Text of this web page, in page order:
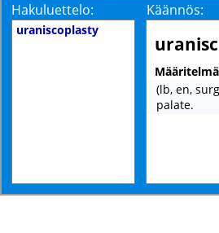
Hakuluettelo: Käännös:
uraniscoplasty
(lb, en,
palate.